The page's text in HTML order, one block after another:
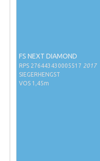
ABOP
FS NEXT DIAMOND
RPS 276443430005517 2017
SIEGERHENGST
VOS 1,45m